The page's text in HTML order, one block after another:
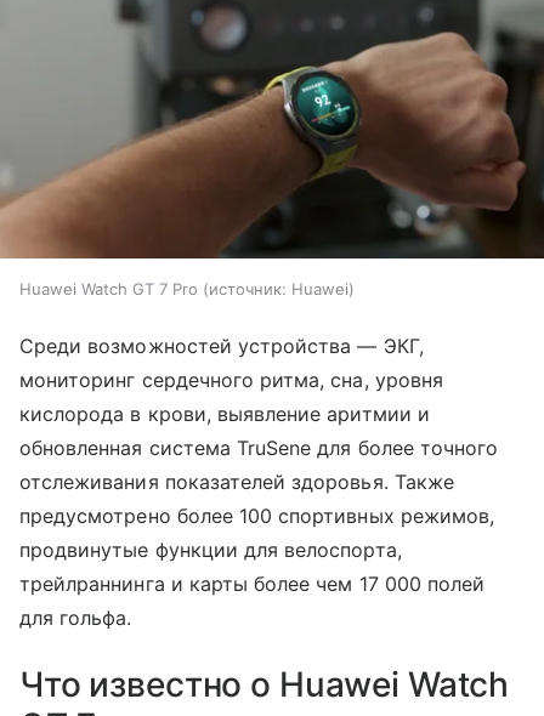
Huawei Watch GT 7 Pro источник: Huawei
Среди возможностей устройства — ЭКГ,
мониторинг сердечного ритма, сна, уровня
кислорода в крови, выявление аритмии и
обновленная система TruSene для более точного
отслеживания показателей здоровья. Также
предусмотрено более 100 спортивных режимов,
продвинутые функции для велоспорта,
трейлраннинга и карты более чем 17 000 полей
для гольфа.
Что известно о Huawei Watch